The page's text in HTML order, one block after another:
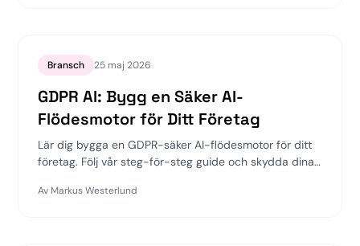
Bransch 25 maj 2026
GDPR AI: Bygg en Säker AI-
Flödesmotor för Ditt Företag
Lär dig bygga en GDPR-säker AI-flödesmotor för ditt
företag. Följ vår steg-för-steg guide och skydda dina
Av Markus Westerlund